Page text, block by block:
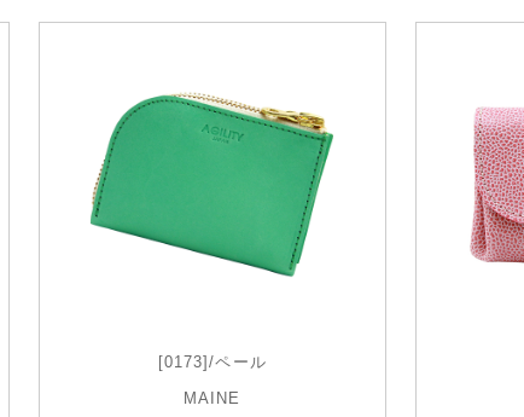
[0173]/ペール
MAINE